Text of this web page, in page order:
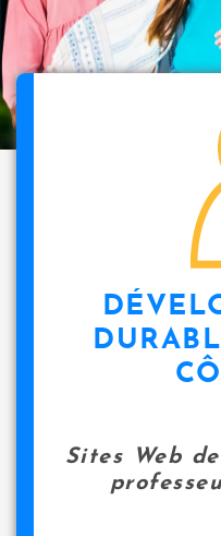
p
a
l
Sites Web